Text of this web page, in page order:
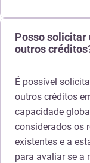
Posso solicitar
outros
É possível
outros créditos
capacidade
considerados os
existentes e a
para avaliar se a